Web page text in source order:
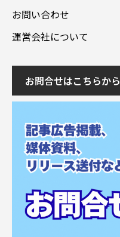
お問い合わせ
運営会社について
お問合せはこちらから